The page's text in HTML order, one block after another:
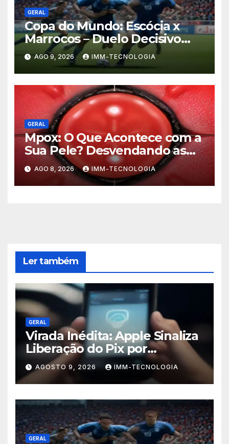
GERAL
Copa do Mundo: Escócia x
Marrocos – Duelo Decisivo
pela Liderança do Grupo
AGO 9, 2026 IMM-TECNOLOGIA
GERAL
Mpox: O Que Acontece com a
Sua Pele? Desvendando as
Lesões e Estratégias de
Prevenção
AGO 8, 2026 IMM-TECNOLOGIA
Ler também
GERAL
Virada Inédita: Apple Sinaliza
Liberação do Pix por
Aproximação para iPhones
no Brasil
AGOSTO 9, 2026 IMM-TECNOLOGIA
GERAL